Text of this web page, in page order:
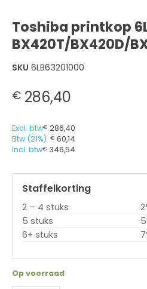
Toshiba printkop
BX420T/BX420D/
SKU 6LB63201000
€ 286,40
Excl. btw€ 286,40
Btw (21%) € 60,14
Incl. btw€ 346,54
Staffelkorting
2 – 4 stuks
5 stuks
6+ stuks
Op voorraad